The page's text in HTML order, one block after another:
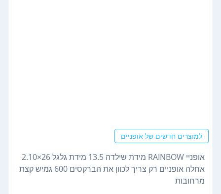
למוצרים חדשים של אופניים
אופניי RAINBOW מידת שילדה 13.5 מידת גלגל 26×2.10
אחלה אופניים רק צריך לכוון את הברקסים 600 גמיש קצת
מרחובות